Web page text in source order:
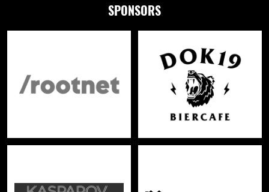
SPONSORS